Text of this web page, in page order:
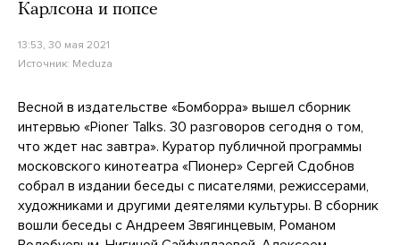
Карлсона и попсе
13:53, 30 мая 2021
Источник: Meduza
Весной в издательстве «Бомборра» вышел сборник
интервью «Pioner Talks. 30 разговоров сегодня о том,
что ждет нас завтра». Куратор публичной программы
московского кинотеатра «Пионер» Сергей Сдобнов
собрал в издании беседы с писателями, режиссерами,
художниками и другими деятелями культуры. В сборник
вошли беседы с Андреем Звягинцевым, Романом